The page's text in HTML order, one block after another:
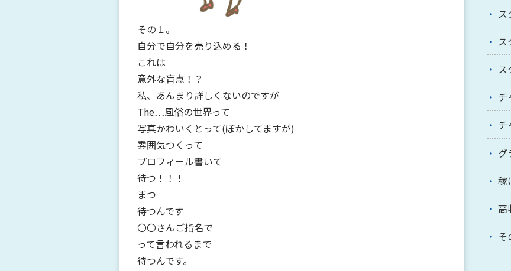
その１。
自分で自分を売り込める！
これは
意外な盲点！？
私、あんまり詳しくないのですが
The…風俗の世界って
写真かわいくとって(ぼかしてますが)
雰囲気つくって
プロフィール書いて
待つ！！！
まつ
待つんです
〇〇さんご指名で
って言われるまで
待つんです。
チ
チ
グ
稼
高
そ